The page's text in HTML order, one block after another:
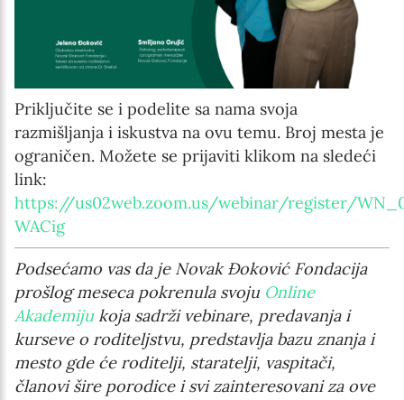
Priključite se i podelite sa nama svoja
razmišljanja i iskustva na ovu temu. Broj mesta je
ograničen. Možete se prijaviti klikom na sledeći
link:
https://us02web.zoom.us/webinar/register/
WACig
Podsećamo vas da je Novak Đoković Fondacija
prošlog meseca pokrenula svoju Online
Akademijukoja sadrži vebinare, predavanja i
kurseve o roditeljstvu, predstavlja bazu znanja i
mesto gde će roditelji, staratelji, vaspitači,
članovi šire porodice i svi zainteresovani za ove